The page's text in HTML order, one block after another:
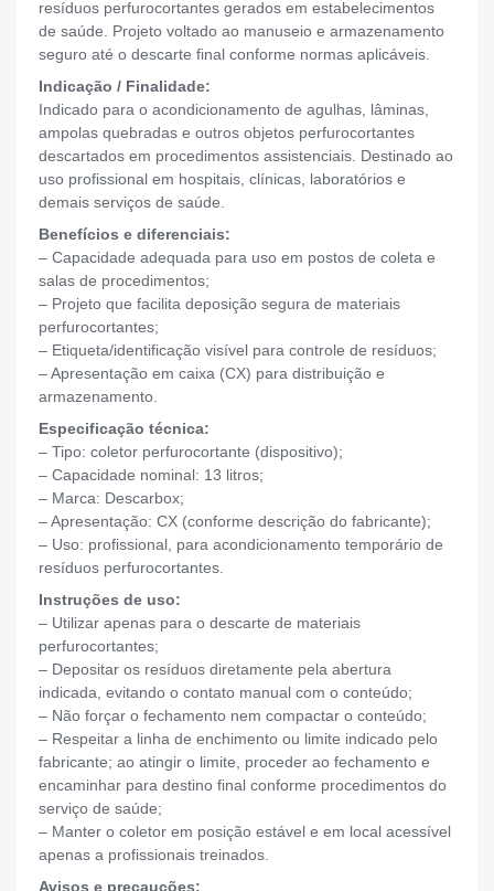
resíduos perfurocortantes gerados em estabelecimentos
de saúde. Projeto voltado ao manuseio e armazenamento
seguro até o descarte final conforme normas aplicáveis.
Indicação / Finalidade:
Indicado para o acondicionamento de agulhas, lâminas,
ampolas quebradas e outros objetos perfurocortantes
descartados em procedimentos assistenciais. Destinado ao
uso profissional em hospitais, clínicas, laboratórios e
demais serviços de saúde.
Benefícios e diferenciais:
– Capacidade adequada para uso em postos de coleta e
salas de procedimentos;
– Projeto que facilita deposição segura de materiais
perfurocortantes;
– Etiqueta/identificação visível para controle de resíduos;
– Apresentação em caixa (CX) para distribuição e
armazenamento.
Especificação técnica:
– Tipo: coletor perfurocortante (dispositivo);
– Capacidade nominal: 13 litros;
– Marca: Descarbox;
– Apresentação: CX (conforme descrição do fabricante);
– Uso: profissional, para acondicionamento temporário de
resíduos perfurocortantes.
Instruções de uso:
– Utilizar apenas para o descarte de materiais
perfurocortantes;
– Depositar os resíduos diretamente pela abertura
indicada, evitando o contato manual com o conteúdo;
– Não forçar o fechamento nem compactar o conteúdo;
– Respeitar a linha de enchimento ou limite indicado pelo
fabricante; ao atingir o limite, proceder ao fechamento e
encaminhar para destino final conforme procedimentos do
serviço de saúde;
– Manter o coletor em posição estável e em local acessível
apenas a profissionais treinados.
Avisos e precauções: